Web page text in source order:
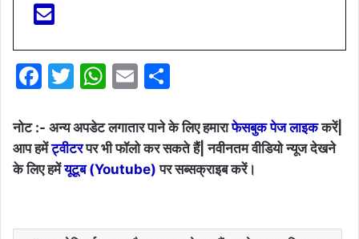
F
c
e
b
o
T
itt
er
W
at
s
A
p
E
ai
l
ar
e
नोट :- अन्य अपडेट लगातार पाने के लिए हमाराफेसबुक पेज लाइककरें|
आप हमेंट्वीटरपर भी फॉलो कर सकते हैं| नवीनतम वीडियो न्यूज देखने
के लिए हमेंयूटूब (Youtube) पर सब्सक्राइब करें।